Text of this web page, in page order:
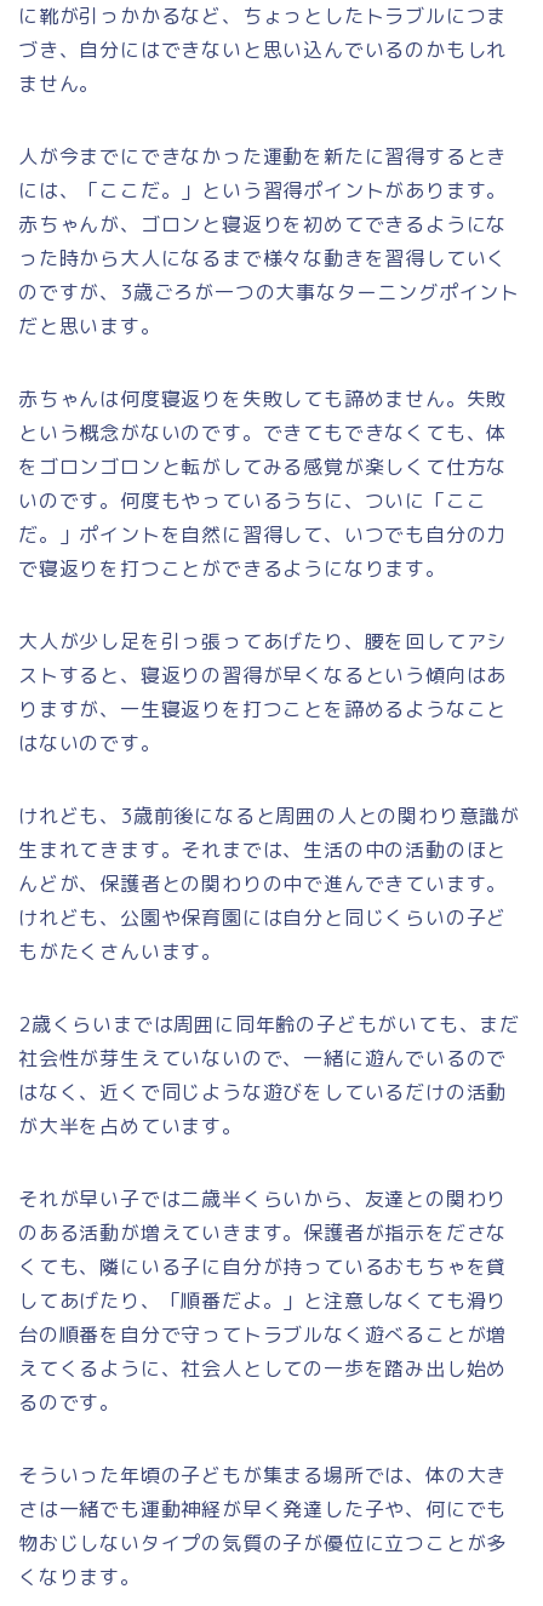
に靴が引っかかるなど、ちょっとしたトラブルにつま
づき、自分にはできないと思い込んでいるのかもしれ
ません。
人が今までにできなかった運動を新たに習得するとき
には、「ここだ。」という習得ポイントがあります。
赤ちゃんが、ゴロンと寝返りを初めてできるようにな
った時から大人になるまで様々な動きを習得していく
のですが、3歳ごろが一つの大事なターニングポイント
だと思います。
赤ちゃんは何度寝返りを失敗しても諦めません。失敗
という概念がないのです。できてもできなくても、体
をゴロンゴロンと転がしてみる感覚が楽しくて仕方な
いのです。何度もやっているうちに、ついに「ここ
だ。」ポイントを自然に習得して、いつでも自分の力
で寝返りを打つことができるようになります。
大人が少し足を引っ張ってあげたり、腰を回してアシ
ストすると、寝返りの習得が早くなるという傾向はあ
りますが、一生寝返りを打つことを諦めるようなこと
はないのです。
けれども、3歳前後になると周囲の人との関わり意識が
生まれてきます。それまでは、生活の中の活動のほと
んどが、保護者との関わりの中で進んできています。
けれども、公園や保育園には自分と同じくらいの子ど
もがたくさんいます。
2歳くらいまでは周囲に同年齢の子どもがいても、まだ
社会性が芽生えていないので、一緒に遊んでいるので
はなく、近くで同じような遊びをしているだけの活動
が大半を占めています。
それが早い子では二歳半くらいから、友達との関わり
のある活動が増えていきます。保護者が指示をださな
くても、隣にいる子に自分が持っているおもちゃを貸
してあげたり、「順番だよ。」と注意しなくても滑り
台の順番を自分で守ってトラブルなく遊べることが増
えてくるように、社会人としての一歩を踏み出し始め
るのです。
そういった年頃の子どもが集まる場所では、体の大き
さは一緒でも運動神経が早く発達した子や、何にでも
物おじしないタイプの気質の子が優位に立つことが多
くなります。